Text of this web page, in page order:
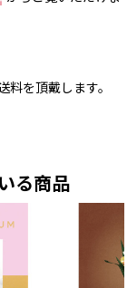
を頂戴します。
る商品